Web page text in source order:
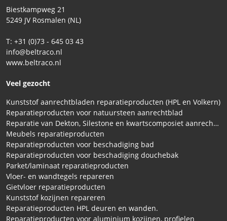
Biestkampweg 21
5249 JV Rosmalen (NL)
T: +31 (0)73 - 645 03 43
info@beltraco.nl
www.beltraco.nl
Veel gezocht
Kunststof aanrechtbladen reparatieproducten (HPL en Volkern)
Reparatieproducten voor natuursteen aanrechtblad
Reparatie van Dekton, Silestone en kwartscomposiet aanrechtbladen
Meubels reparatieproducten
Reparatieproducten voor beschadiging bad
Reparatieproducten voor beschadiging douchebak
Parket/laminaat reparatieproducten
Vloer- en wandtegels repareren
Gietvloer reparatieproducten
Kunststof kozijnen repareren
Reparatieproducten HPL deuren en wanden.
Reparatieproducten voor aluminium kozijnen, profielen